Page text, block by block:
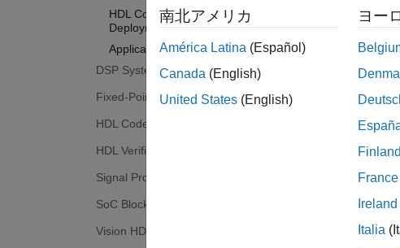
HDL Code Generation and
Deployment
Applications
DSP System Toolbox
Fixed-Point Designer
HDL Coder
HDL Verifier
Signal Processing Toolbox
SoC Blockset
Vision HDL Toolbox
You can
power, and
lets you
readable,
verification
Get
HDL-
Choose
南北アメリカ
América Latina (Español)
Canada (English)
United States (English)
ヨー
Finland
France
Ireland
Italia